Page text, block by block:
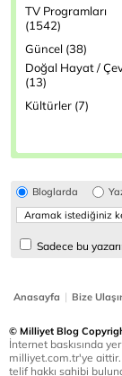
TV Programları
(1542)
Güncel (38)
Doğal Hayat /
(13)
Kültürler (7)
Bloglarda
Sadece bu
Anasayfa | Bize
© Milliyet Blog
İnternet baskısında
milliyet.com.tr'ye aittir.
telif hakkı sahibi